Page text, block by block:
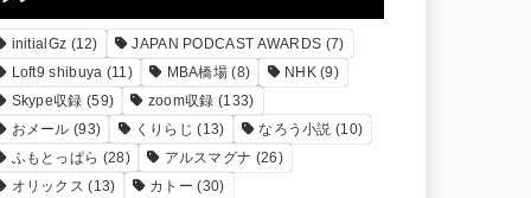
initialGz (12) JAPAN PODCAST AWARDS (7)
Loft9 shibuya (11) MBA橋場 (8) NHK (9)
Skype収録 (59) zoom収録 (133)
おメール (93) くりらじ (13) なろう小説 (10)
ふもとっぱら (28) アルスマグナ (26)
オリックス (13) カトー (30)